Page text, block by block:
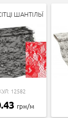
ШАНТІЛЬЇ
12582
грн/м